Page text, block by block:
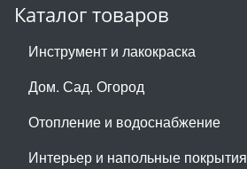
Каталог товаров
Инструмент и лакокраска
Дом. Сад. Огород
Отопление и водоснабжение
Интерьер и напольные покрытия